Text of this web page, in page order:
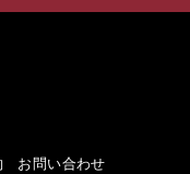
お問い合わせ